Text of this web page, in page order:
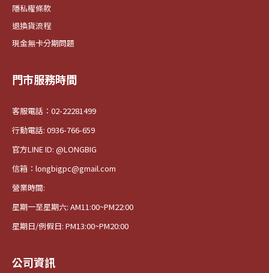
隱私權條款
退換貨流程
現金無卡分期問題
門市服務時間
客服電話：02-22281499
行動電話: 0936-766-659
官方LINE ID: @LONGBIG
信箱：longbigpc@gmail.com
營業時間:
星期一至星期六: AM11:00~PM22:00
星期日/例假日: PM13:00~PM20:00
公司資訊